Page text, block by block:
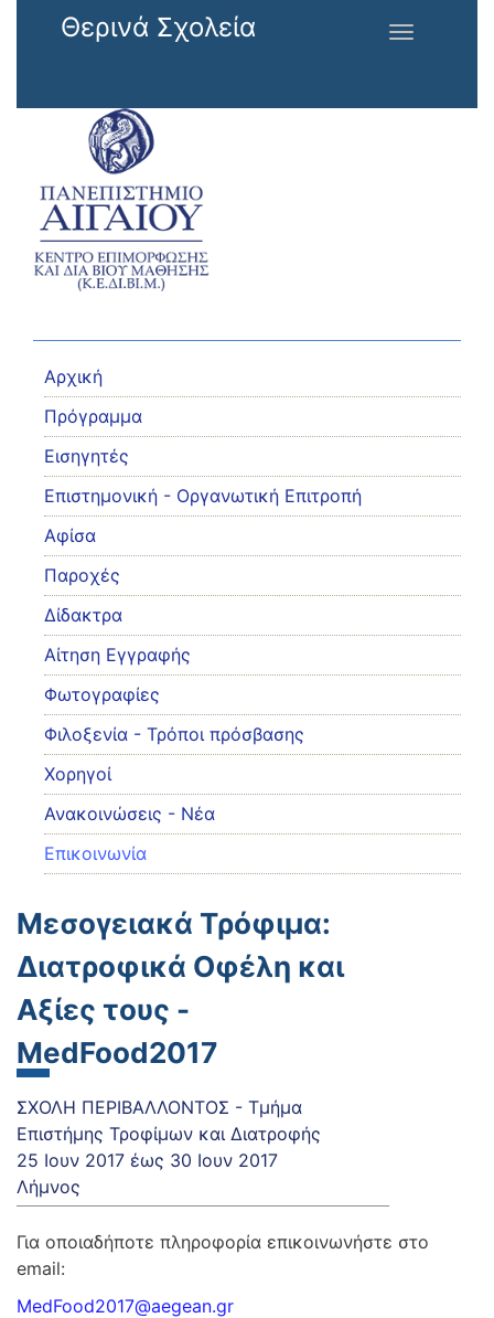
Παράκαμψη προς το κυρίως περιεχόμενο
Θερινά Σχολεία
Toggle
Αρχική
Πρόγραμμα
Εισηγητές
Eπιστημονική - Οργανωτική Επιτροπή
Αφίσα
Παροχές
Δίδακτρα
Αίτηση Εγγραφής
Φωτογραφίες
Φιλοξενία - Τρόποι πρόσβασης
Χορηγοί
Ανακοινώσεις - Νέα
Επικοινωνία
Μεσογειακά Τρόφιμα:
Διατροφικά Οφέλη και
Αξίες τους -
MedFood2017
ΣΧΟΛΗ ΠΕΡΙΒΑΛΛΟΝΤΟΣ - Τμήμα
Επιστήμης Τροφίμων και Διατροφής
25 Ιουν 2017 έως 30 Ιουν 2017
Λήμνος
Για οποιαδήποτε πληροφορία επικοινωνήστε στο
email:
MedFood2017@aegean.gr